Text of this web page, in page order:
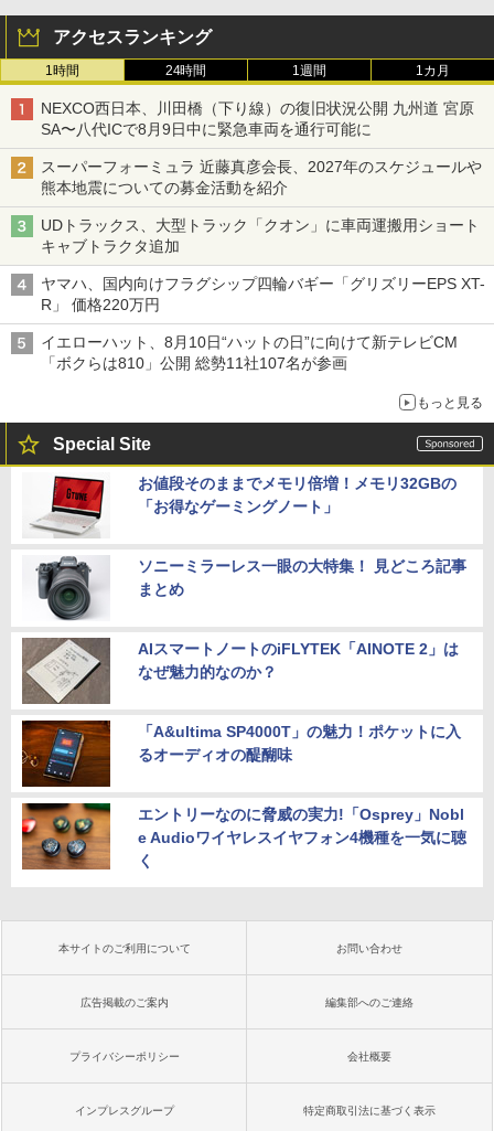
アクセスランキング
1時間 24時間 1週間 1カ月
NEXCO西日本、川田橋（下り線）の復旧状況公開 九州道 宮原
SA〜八代ICで8月9日中に緊急車両を通行可能に
スーパーフォーミュラ 近藤真彦会長、2027年のスケジュールや
熊本地震についての募金活動を紹介
UDトラックス、大型トラック「クオン」に車両運搬用ショート
キャブトラクタ追加
ヤマハ、国内向けフラグシップ四輪バギー「グリズリーEPS XT-
R」 価格220万円
イエローハット、8月10日“ハットの日”に向けて新テレビCM
「ボクらは810」公開 総勢11社107名が参画
もっと見る
Special Site
お値段そのままでメモリ倍増！メモリ32GBの
「お得なゲーミングノート」
ソニーミラーレス一眼の大特集！ 見どころ記事
まとめ
AIスマートノートのiFLYTEK「AINOTE 2」は
なぜ魅力的なのか？
「A&ultima SP4000T」の魅力！ポケットに入
るオーディオの醍醐味
エントリーなのに脅威の実力!「Osprey」Nobl
e Audioワイヤレスイヤフォン4機種を一気に聴
く
本サイトのご利用について お問い合わせ
広告掲載のご案内 編集部へのご連絡
プライバシーポリシー 会社概要
インプレスグループ 特定商取引法に基づく表示